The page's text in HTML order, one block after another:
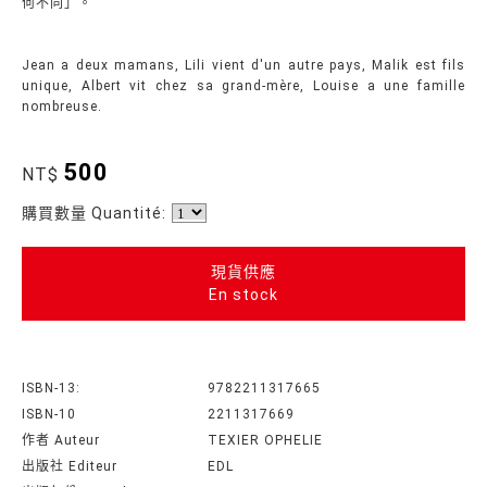
何不同」。
Jean a deux mamans, Lili vient d'un autre pays, Malik est fils
unique, Albert vit chez sa grand-mère, Louise a une famille
nombreuse.
NT$ 500
購買數量 Quantité:
現貨供應
En stock
ISBN-13:
9782211317665
ISBN-10
2211317669
作者 Auteur
TEXIER OPHELIE
出版社 Editeur
EDL